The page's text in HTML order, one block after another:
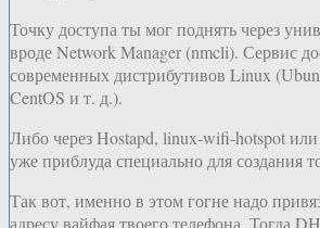
Точку доступа ты мог поднять через
вроде Network Manager (nmcli). Сервис
современных дистрибутивов Linux
CentOS и т. д.).
Либо через Hostapd, linux-wifi-hotspot
уже приблуда специально для создания
Так вот, именно в этом гогне надо